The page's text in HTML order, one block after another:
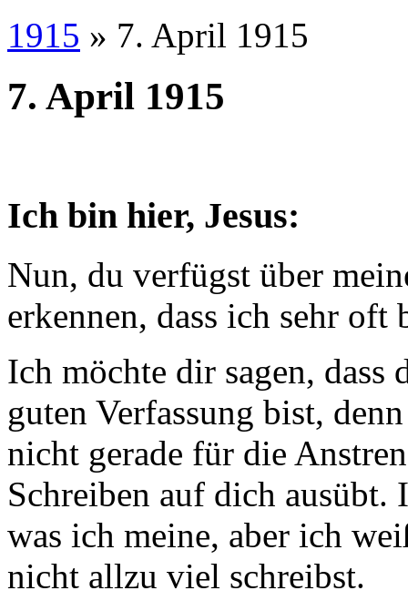
1915 » 7. April 1915
7. April 1915
Ich bin hier, Jesus:
Nun, du verfügst über
erkennen, dass ich sehr
Ich möchte dir sagen,
guten Verfassung bist,
nicht gerade für die
Schreiben auf dich ausübt.
was ich meine, aber ich
nicht allzu viel schreibst.